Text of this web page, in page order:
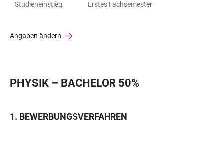
Studieneinstieg Erstes Fachsemester
Angaben ändern
PHYSIK – BACHELOR 50%
BEWERBUNGSVERFAHREN